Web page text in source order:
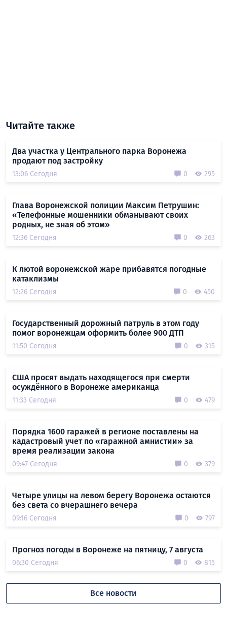
Читайте также
Два участка у Центрального парка Воронежа
продают под застройку
13:06 Сегодня 0 295
Глава Воронежской полиции Максим Петрушин:
«Телефонные мошенники обманывают своих
родных, не зная об этом»
12:36 Сегодня 0 263
К лютой воронежской жаре прибавятся погодные
катаклизмы
12:26 Сегодня 0 450
Государственный дорожный патруль в этом году
помог воронежцам оформить более 900 ДТП
11:50 Сегодня 0 315
США просят выдать находящегося при смерти
осуждённого в Воронеже американца
11:33 Сегодня 0 479
Порядка 1600 гаражей в регионе поставлены на
кадастровый учет по «гаражной амнистии» за
время реализации закона
09:47 Сегодня 0 379
Четыре улицы на левом берегу Воронежа остаются
без света со вчерашнего вечера
09:16 Сегодня 0 797
Прогноз погоды в Воронеже на пятницу, 7 августа
06:30 Сегодня 0 815
Все новости